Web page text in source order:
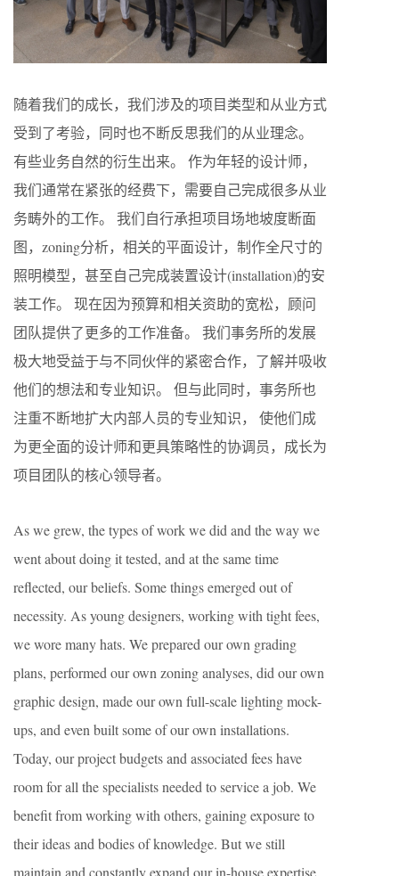
随着我们的成长，我们涉及的项目类型和从业方式
受到了考验，同时也不断反思我们的从业理念。
有些业务自然的衍生出来。 作为年轻的设计师，
我们通常在紧张的经费下，需要自己完成很多从业
务畴外的工作。 我们自行承担项目场地坡度断面
图，zoning分析，相关的平面设计，制作全尺寸的
照明模型，甚至自己完成装置设计(installation)的安
装工作。 现在因为预算和相关资助的宽松，顾问
团队提供了更多的工作准备。 我们事务所的发展
极大地受益于与不同伙伴的紧密合作，了解并吸收
他们的想法和专业知识。 但与此同时，事务所也
注重不断地扩大内部人员的专业知识， 使他们成
为更全面的设计师和更具策略性的协调员，成长为
项目团队的核心领导者。
As we grew, the types of work we did and the way we
went about doing it tested, and at the same time
reflected, our beliefs. Some things emerged out of
necessity. As young designers, working with tight fees,
we wore many hats. We prepared our own grading
plans, performed our own zoning analyses, did our own
graphic design, made our own full-scale lighting mock-
ups, and even built some of our own installations.
Today, our project budgets and associated fees have
room for all the specialists needed to service a job. We
benefit from working with others, gaining exposure to
their ideas and bodies of knowledge. But we still
maintain and constantly expand our in-house expertise.